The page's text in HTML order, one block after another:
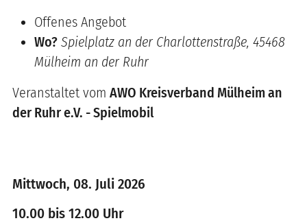
Offenes Angebot
Wo? Spielplatz an der Charlottenstraße, 45468
Mülheim an der Ruhr
Veranstaltet vom AWO Kreisverband Mülheim an
der Ruhr e.V. - Spielmobil
Mittwoch, 08. Juli 2026
10.00 bis 12.00 Uhr